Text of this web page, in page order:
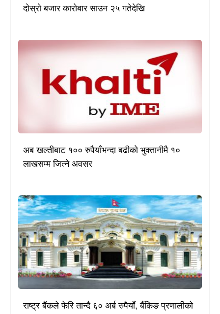
दोस्रो बजार कारोबार साउन २५ गतेदेखि
अब खल्तीबाट १०० रुपैयाँभन्दा बढीको भुक्तानीमै १०
लाखसम्म जित्ने अवसर
राष्ट्र बैंकले फेरि तान्दै ६० अर्ब रुपैयाँ, बैंकिङ प्रणालीको